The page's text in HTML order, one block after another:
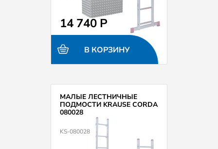
14 740 Р
В КОРЗИНУ
МАЛЫЕ ЛЕСТНИЧНЫЕ
ПОДМОСТИ KRAUSE CORDA
080028
KS-080028